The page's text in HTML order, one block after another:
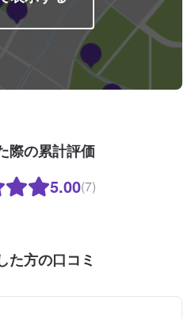
際の累計評価
5.00(7)
た方の口コミ